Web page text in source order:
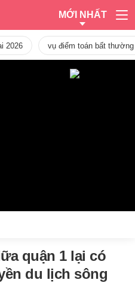
MỚI NHẤT
2026 vụ điểm toán bất
quận 1 lại có
du lịch sông